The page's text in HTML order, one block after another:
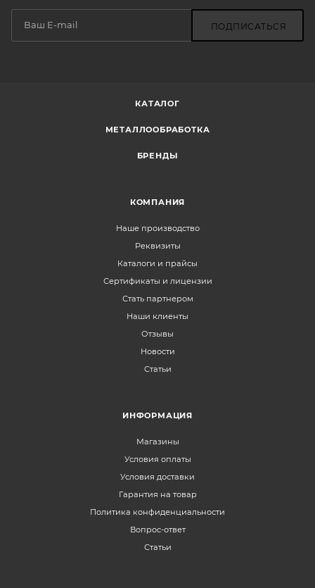
ПОДПИСАТЬСЯ
КАТАЛОГ
МЕТАЛЛООБРАБОТКА
БРЕНДЫ
КОМПАНИЯ
Наше производство
Реквизиты
Каталоги и прайсы
Сертификаты и лицензии
Стать партнером
Наши клиенты
Отзывы
Новости
Статьи
ИНФОРМАЦИЯ
Магазины
Условия оплаты
Условия доставки
Гарантия на товар
Политика конфиденциальности
Вопрос-ответ
Статьи